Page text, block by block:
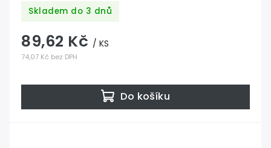
Skladem do 3 dnů
74,07 Kč bez DPH
89,62 Kč / KS
Do košíku